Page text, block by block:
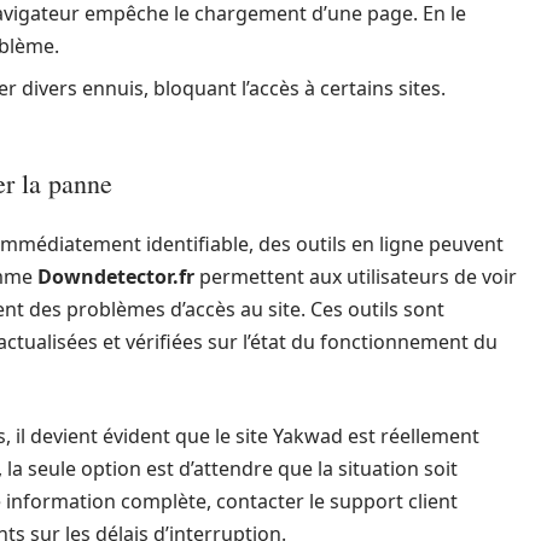
empêche le chargement d’une page. En le
divers ennuis, bloquant l’accès à certains sites.
la panne
identifiable, des outils en ligne peuvent
Downdetector.fr permettent aux utilisateurs de voir
des problèmes d’accès au site. Ces outils sont
et vérifiées sur l’état du fonctionnement du
il devient évident que le site Yakwad est réellement
seule option est d’attendre que la situation soit
complète, contacter le support client
sur les délais d’interruption.